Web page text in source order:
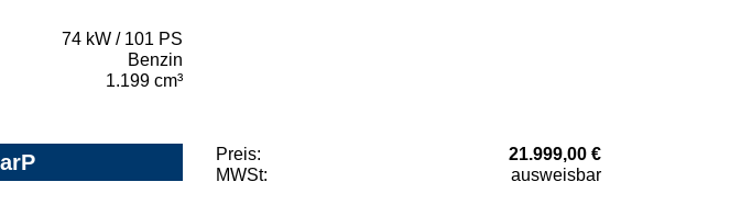
74 kW / 101 PS
Benzin
1.199 cm³
Preis:
21.999,00 €
MWSt:
ausweisbar